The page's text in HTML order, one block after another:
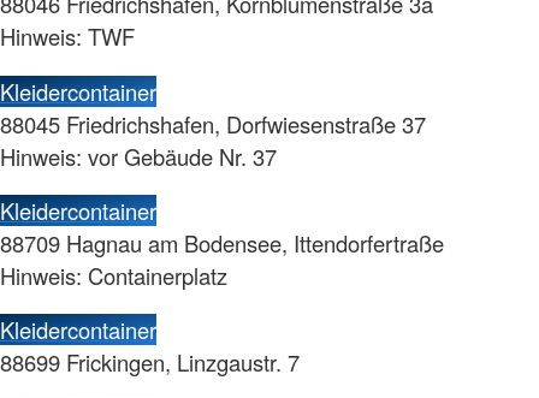
Hinweis: TWF
Kleidercontainer
88045 Friedrichshafen, Dorfwiesenstraße 37
Hinweis: vor Gebäude Nr. 37
Kleidercontainer
88709 Hagnau am Bodensee, Ittendorfertraße
Hinweis: Containerplatz
Kleidercontainer
88699 Frickingen, Linzgaustr. 7